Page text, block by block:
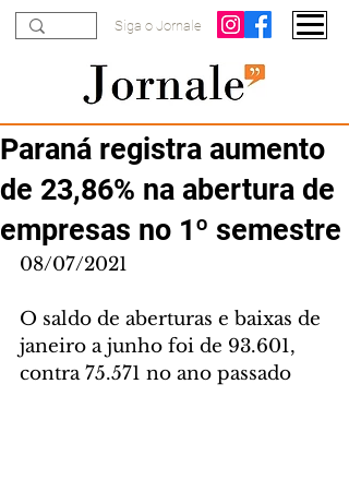
Siga o Jornale
Paraná registra aumento
de 23,86% na abertura de
empresas no 1º semestre
08/07/2021
O saldo de aberturas e baixas de
janeiro a junho foi de 93.601,
contra 75.571 no ano passado